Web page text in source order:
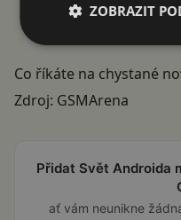
Co říkáte na chystané
Zdroj: GSMArena
Přidat Svět Androida
ať vám neunikne
ZOBRAZIT